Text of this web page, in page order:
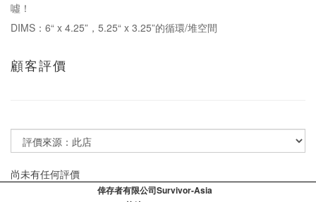
噓！
DIMS：6“ x 4.25”，5.25“ x 3.25”的循環/堆空間
顧客評價
尚未有任何評價
倖存者有限公司Survivor-Asia